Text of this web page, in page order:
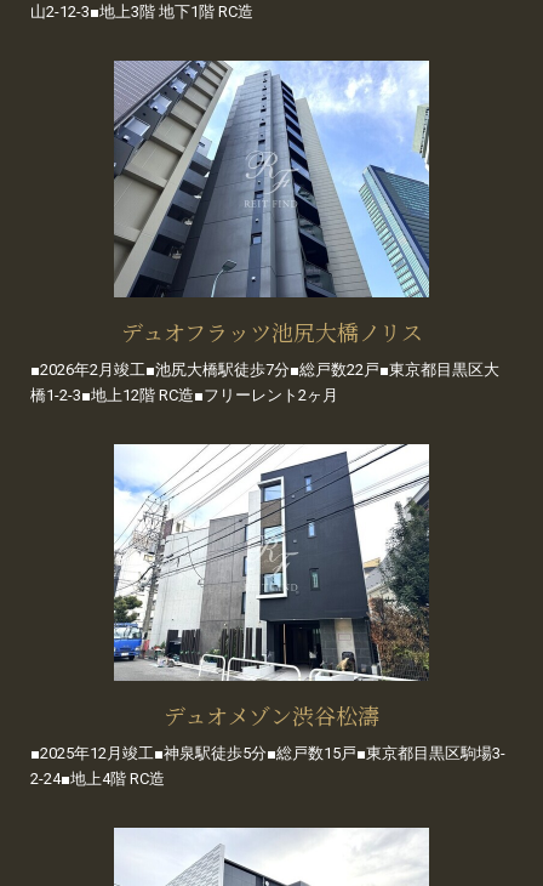
山2-12-3■地上3階 地下1階 RC造
デュオフラッツ池尻大橋ノリス
■2026年2月竣工■池尻大橋駅徒歩7分■総戸数22戸■東京都目黒区大
橋1-2-3■地上12階 RC造■フリーレント2ヶ月
デュオメゾン渋谷松濤
■2025年12月竣工■神泉駅徒歩5分■総戸数15戸■東京都目黒区駒場3-
2-24■地上4階 RC造